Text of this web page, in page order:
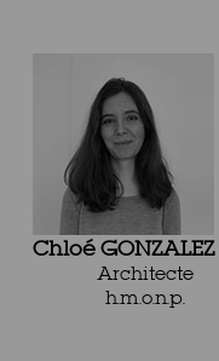
Chloé GONZALEZ
Architecte
h.m.o.n.p.